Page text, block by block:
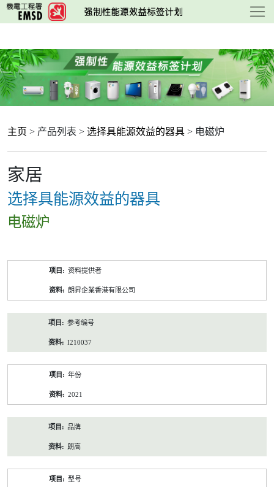
跳
至
要
内
容
主页 > 产品列表 > 选择具能源效益的器具 > 电磁炉
家居
选择具能源效益的器具
电磁炉
资料提供者
朗昇企業香港有限公司
参考编号
I210037
年份
2021
品牌
朗高
型号